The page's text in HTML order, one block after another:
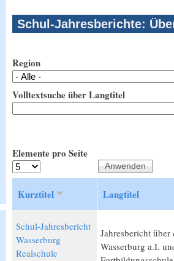
Schul-Jahresberichte:
Region
Volltextsuche über Langtitel
Elemente pro Seite
Kurztitel Langtitel
Schul-Jahresbericht
Wasserburg
Realschule
Jahresbericht
Wasserburg a.I.